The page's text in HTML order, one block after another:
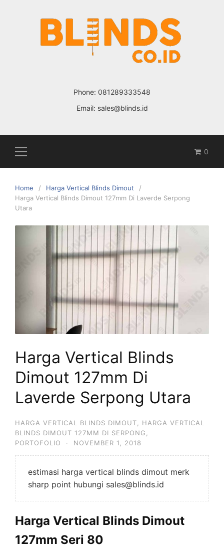
Phone: 081289333548
Email: sales@blinds.id
0
Home
Harga Vertical Blinds Dimout
Harga Vertical Blinds Dimout 127mm Di Laverde Serpong
Utara
Harga Vertical Blinds
Dimout 127mm Di
Laverde Serpong Utara
HARGA VERTICAL BLINDS DIMOUT, HARGA VERTICAL
BLINDS DIMOUT 127MM DI SERPONG,
PORTOFOLIO
· NOVEMBER 1, 2018
estimasi harga vertical blinds dimout merk
sharp point hubungi sales@blinds.id
Harga Vertical Blinds Dimout
127mm Seri 80